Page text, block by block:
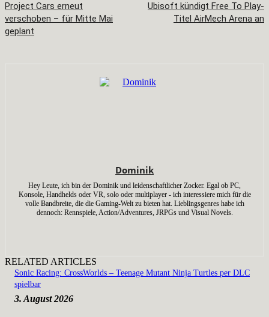
Project Cars erneut
verschoben – für Mitte Mai
geplant
Ubisoft kündigt Free To Play-
Titel AirMech Arena an
Dominik
Hey Leute, ich bin der Dominik und leidenschaftlicher Zocker. Egal ob PC,
Konsole, Handhelds oder VR, solo oder multiplayer - ich interessiere mich für die
volle Bandbreite, die die Gaming-Welt zu bieten hat. Lieblingsgenres habe ich
dennoch: Rennspiele, Action/Adventures, JRPGs und Visual Novels.
RELATED ARTICLES
Sonic Racing: CrossWorlds – Teenage Mutant Ninja Turtles per DLC
spielbar
3. August 2026